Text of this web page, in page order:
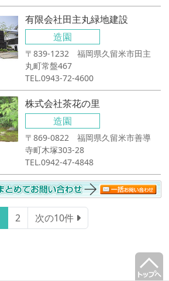
有限会社田主丸緑地建設
造園
〒839-1232 福岡県久留米市田主
丸町常盤467
TEL.0943-72-4600
株式会社茶花の里
造園
〒869-0822 福岡県久留米市善導
寺町木塚303-28
TEL.0942-47-4848
2 次の10件